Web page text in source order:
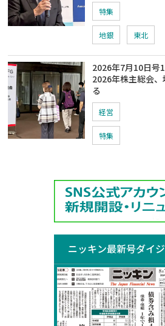
特集
地銀 東北
2026年7月10日
2026年株主総会
る
経営
特集
ニッキン最新号ダイ